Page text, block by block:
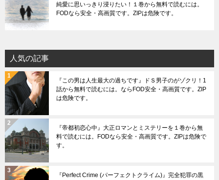
純愛に思いっきり浸りたい！１巻から無料で読むには。
FODなら安全・高画質です。ZIPは危険です。
人気の記事
『この男は人生最大の過ちです』ドＳ男子のがゾクリ！1
話から無料で読むには。ならFOD安全・高画質です。ZIP
は危険です。
『帝都初恋心中』大正ロマンとミステリーを１巻から無
料で読むには。FODなら安全・高画質です。ZIPは危険で
す。
『Perfect Crime (パーフェクトクライム)』完全犯罪の黒